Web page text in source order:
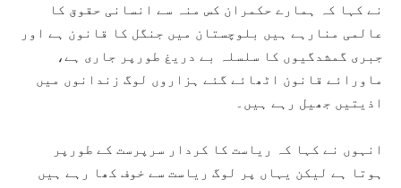
نے کہا کہ ہمارے حکمران کس منہ سے انسانی حقوق کا
عالمی منارہے ہیں بلوچستان میں جنگل کا قانون ہے اور
جبری گمشدگیوں کا سلسلہ بے دریغ طورپر جاری ہے،
ماورائے قانون اٹھائے گئے ہزاروں لوگ زندانوں میں
اذیتیں جھیل رہے ہیں۔
انہوں نے کہا کہ ریاست کا کردار سرپرست کے طورپر
ہوتا ہے لیکن یہاں پر لوگ ریاست سے خوف کھا رہے ہیں